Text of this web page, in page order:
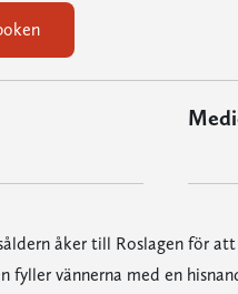
åker till Roslagen för
vännerna med en